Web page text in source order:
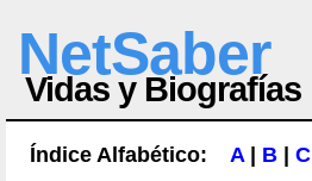
NetSaber
Vidas y Biografías
Índice Alfabético: A| B C